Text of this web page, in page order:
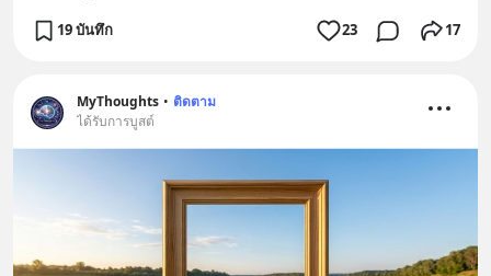
19 บันทึก 23 17
MyThoughts • ติดตาม
ได้รับการบูสต์